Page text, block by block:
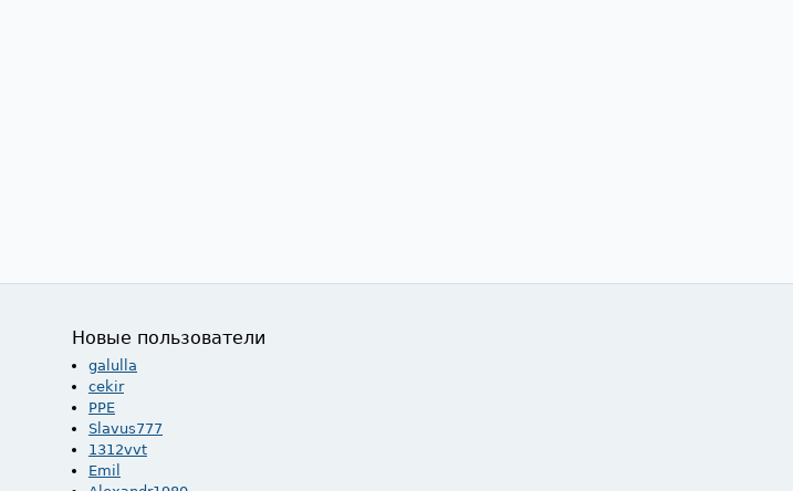
Новые пользователи
galulla
cekir
PPE
Slavus777
1312vvt
Emil